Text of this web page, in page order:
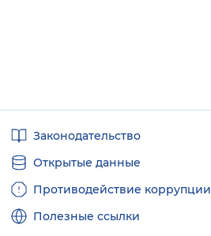
ссылкиЗаконодательство
Открытые данные
Противодействие коррупции
Полезные ссылки